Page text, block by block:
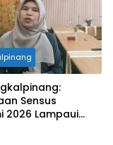
Sensus
2026 Lampaui